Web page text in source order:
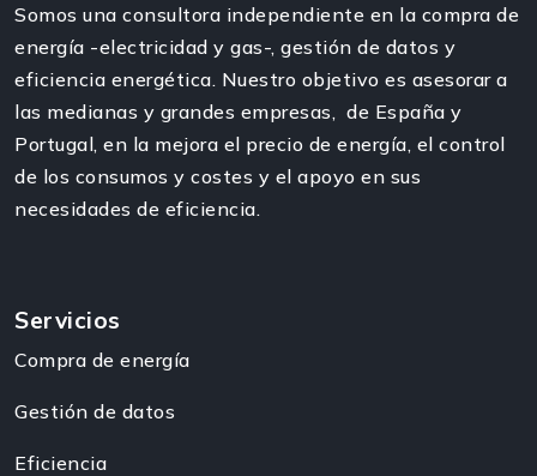
Somos una consultora independiente en la compra de
energía -electricidad y gas-, gestión de datos y
eficiencia energética. Nuestro objetivo es asesorar a
las medianas y grandes empresas, de España y
Portugal, en la mejora el precio de energía, el control
de los consumos y costes y el apoyo en sus
necesidades de eficiencia.
Servicios
Compra de energía
Gestión de datos
Eficiencia